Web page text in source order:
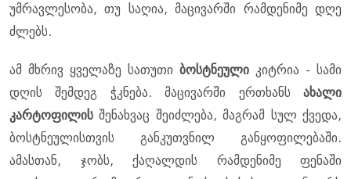
უმრავლესობა, თუ საღია, მაცივარში რამდენიმე დღე
ძლებს.
ამ მხრივ ყველაზე სათუთი ბოსტნეული კიტრია - სამი
დღის შემდეგ ჭკნება. მაცივარში ერთხანს ახალი
კარტოფილის შენახვაც შეიძლება, მაგრამ სულ ქვედა,
ბოსტნეულისთვის განკუთვნილ განყოფილებაში.
ამასთან, ჯობს, ქაღალდის რამდენიმე ფენაში